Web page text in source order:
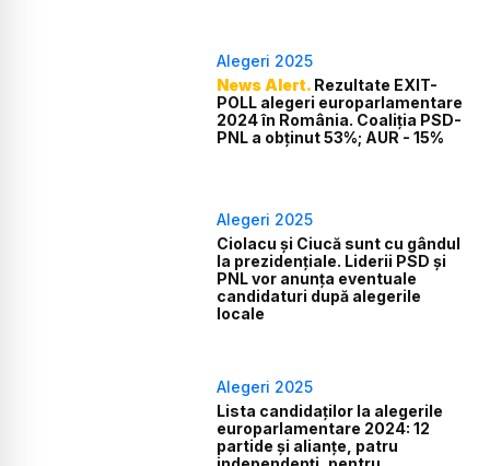
Alegeri 2025
News Alert. Rezultate EXIT-
POLL alegeri europarlamentare
2024 în România. Coaliția PSD-
PNL a obținut 53%; AUR - 15%
Alegeri 2025
Ciolacu și Ciucă sunt cu gândul
la prezidențiale. Liderii PSD și
PNL vor anunța eventuale
candidaturi după alegerile
locale
Alegeri 2025
Lista candidaților la alegerile
europarlamentare 2024: 12
partide și alianțe, patru